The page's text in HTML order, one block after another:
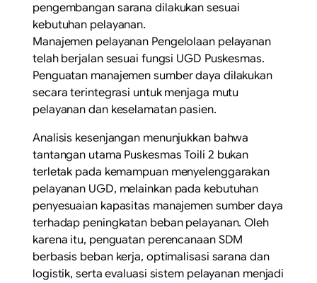
pengembangan sarana dilakukan sesuai
kebutuhan pelayanan.
Manajemen pelayanan Pengelolaan pelayanan
telah berjalan sesuai fungsi UGD Puskesmas.
Penguatan manajemen sumber daya dilakukan
secara terintegrasi untuk menjaga mutu
pelayanan dan keselamatan pasien.
Analisis kesenjangan menunjukkan bahwa
tantangan utama Puskesmas Toili 2 bukan
terletak pada kemampuan menyelenggarakan
pelayanan UGD, melainkan pada kebutuhan
penyesuaian kapasitas manajemen sumber daya
terhadap peningkatan beban pelayanan. Oleh
karena itu, penguatan perencanaan SDM
berbasis beban kerja, optimalisasi sarana dan
logistik, serta evaluasi sistem pelayanan menjadi